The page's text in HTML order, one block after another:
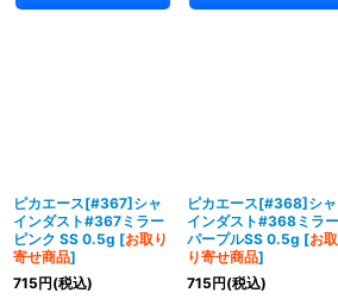
ピカエース[#367]シャ
インダスト#367ミラー
ピンク SS 0.5g [お取り
寄せ商品]
715円(税込)
ピカエース[#368]シャ
インダスト#368ミラー
パープルSS 0.5g [お取
り寄せ商品]
715円(税込)